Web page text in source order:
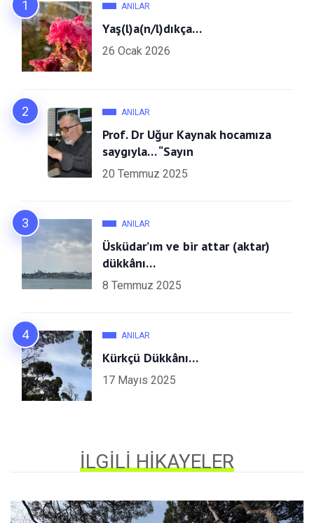
ANILAR
Yaş(l)a(n/l)dıkça…
26 Ocak 2026
ANILAR
Prof. Dr Uğur Kaynak hocamıza
saygıyla… “Sayın
20 Temmuz 2025
ANILAR
Üsküdar’ım ve bir attar (aktar)
dükkânı…
8 Temmuz 2025
ANILAR
Kürkçü Dükkânı…
17 Mayıs 2025
İLGILI HIKAYELER